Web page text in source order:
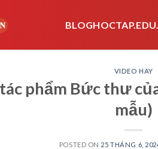
VIDEO HAY
phẩm Bức thư
mẫu)
POSTED ON 25 THÁNG 6,